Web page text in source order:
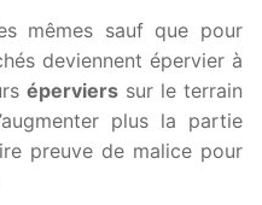
mêmes sauf que pour
deviennent épervier à
éperviers sur le terrain
plus la partie
preuve de malice pour